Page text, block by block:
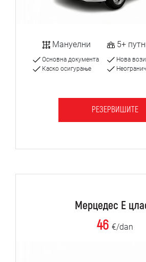
Мануелни 5+
Основна документа
Каско осигурање
Нова
РЕЗЕРВИШИТЕ
Мерцедес Е
46 €/dan